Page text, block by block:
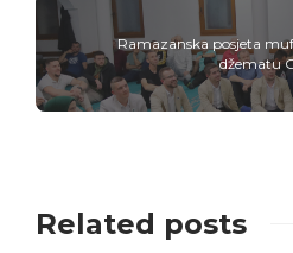
Ramazanska posjeta
džematu
Related posts